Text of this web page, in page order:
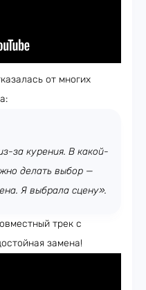
от многих
за курения. В какой-
делать выбор —
Я выбрала сцену».
трек с
замена!